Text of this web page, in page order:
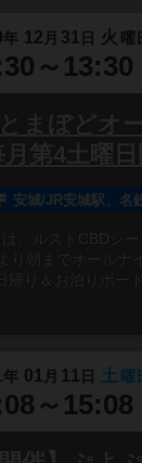
年 12 月 31 日 火 曜
～13:30
とまぼどオ
第4土曜日
安城/JR安城駅、名
は、ルストCBDシ
り朝までオールナ
帰り＆お泊りボー
年 01 月 11 日 土 曜
～15:08